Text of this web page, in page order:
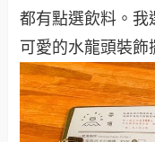
都有點選飲料。我
可愛的水龍頭裝飾